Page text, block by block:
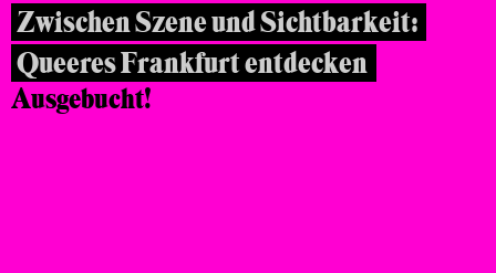
Zwischen Szene und Sichtbarkeit:
Queeres Frankfurt entdecken
Ausgebucht!